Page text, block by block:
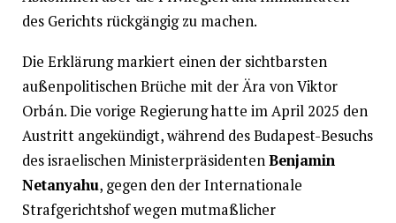
des Gerichts rückgängig zu machen.
Die Erklärung markiert einen der sichtbarsten
außenpolitischen Brüche mit der Ära von Viktor
Orbán. Die vorige Regierung hatte im April 2025 den
Austritt angekündigt, während des Budapest-Besuchs
des israelischen MinisterpräsidentenBenjamin
Netanyahu, gegen den der Internationale
Strafgerichtshof wegen mutmaßlicher